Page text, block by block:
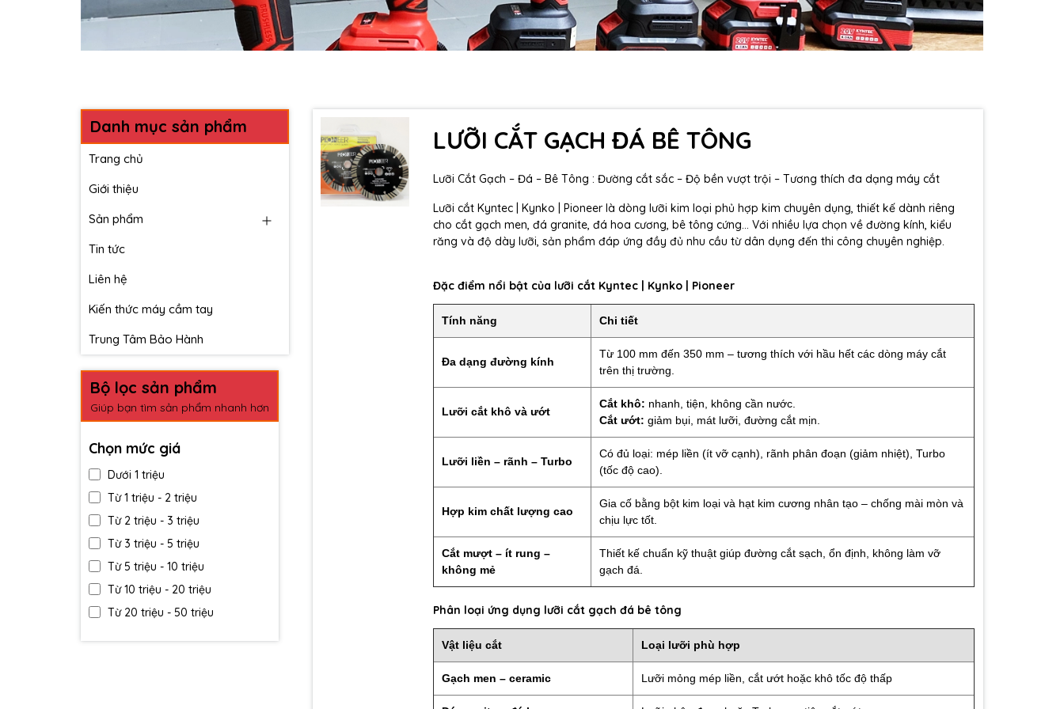
Danh mục sản phẩm
Trang chủ
Giới thiệu
Sản phẩm
Tin tức
Liên hệ
Kiến thức máy cầm tay
Trung Tâm Bảo Hành
Bộ lọc sản phẩm
Giúp bạn tìm sản phẩm nhanh hơn
Chọn mức giá
Dưới 1 triệu
Từ 1 triệu - 2 triệu
Từ 2 triệu - 3 triệu
Từ 3 triệu - 5 triệu
Từ 5 triệu - 10 triệu
Từ 10 triệu - 20 triệu
Từ 20 triệu - 50 triệu
LƯỠI CẮT GẠCH ĐÁ BÊ TÔNG
Lưỡi Cắt Gạch – Đá – Bê Tông :Đường cắt sắc – Độ bền vượt trội – Tương thích đa dạng máy cắt
Lưỡi cắt Kyntec | Kynko | Pioneer là dòng lưỡi kim loại phủ hợp kim chuyên dụng, thiết kế dành riêng
cho cắt gạch men, đá granite, đá hoa cương, bê tông cứng... Với nhiều lựa chọn về đường kính, kiểu
răng và độ dày lưỡi, sản phẩm đáp ứng đầy đủ nhu cầu từ dân dụng đến thi công chuyên nghiệp.
Đặc điểm nổi bật của lưỡi cắt Kyntec | Kynko | Pioneer
Tính năng Chi tiết
Đa dạng đường kính
Từ 100 mm đến 350 mm – tương thích với hầu hết các dòng máy cắt
trên thị trường.
Lưỡi cắt khô và ướt
Cắt khô: nhanh, tiện, không cần nước.
Cắt ướt: giảm bụi, mát lưỡi, đường cắt mịn.
Lưỡi liền – rãnh – Turbo
Có đủ loại: mép liền (ít vỡ cạnh), rãnh phân đoạn (giảm nhiệt), Turbo
(tốc độ cao).
Hợp kim chất lượng cao
Gia cố bằng bột kim loại và hạt kim cương nhân tạo – chống mài mòn và
chịu lực tốt.
Cắt mượt – ít rung –
không mẻ
Thiết kế chuẩn kỹ thuật giúp đường cắt sạch, ổn định, không làm vỡ
gạch đá.
Phân loại ứng dụng lưỡi cắt gạch đá bê tông
Vật liệu cắt Loại lưỡi phù hợp
Gạch men – ceramic Lưỡi mỏng mép liền, cắt ướt hoặc khô tốc độ thấp